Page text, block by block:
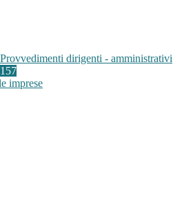
Provvedimenti dirigenti - amministrativi
157
imprese